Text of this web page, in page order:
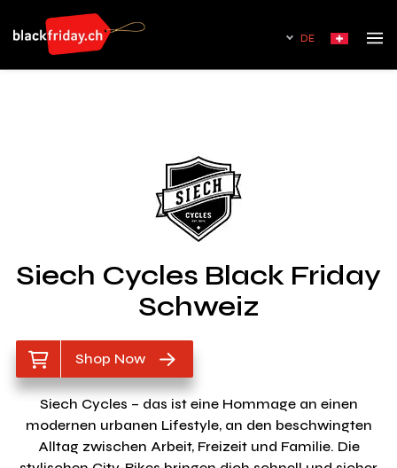
DE
Siech Cycles Black Friday
Schweiz
Shop Now
Siech Cycles – das ist eine Hommage an einen
modernen urbanen Lifestyle, an den beschwingten
Alltag zwischen Arbeit, Freizeit und Familie. Die